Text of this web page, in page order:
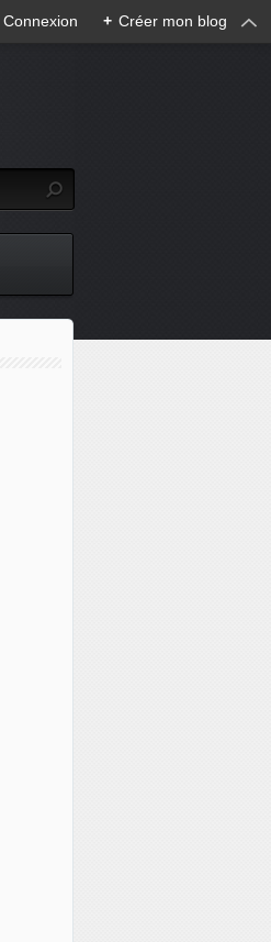
Connexion + Créer mon blog